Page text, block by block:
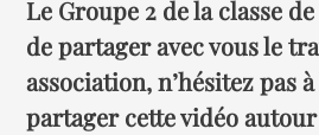
Le Groupe 2 de la classe
de partager avec vous le
association, n’hésitez pas
partager cette vidéo